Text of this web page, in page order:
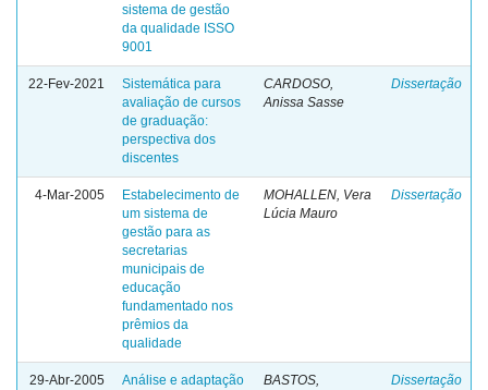
sistema de gestão
da qualidade ISSO
9001
22-Fev-2021
Sistemática para
avaliação de cursos
de graduação:
perspectiva dos
discentes
CARDOSO,
Anissa Sasse
Dissertação
4-Mar-2005
Estabelecimento de
um sistema de
gestão para as
secretarias
municipais de
educação
fundamentado nos
prêmios da
qualidade
MOHALLEN, Vera
Lúcia Mauro
Dissertação
29-Abr-2005
Análise e adaptação
BASTOS,
Dissertação